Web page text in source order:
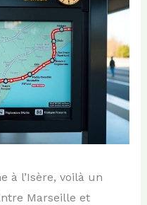
à l’Isère, voilà un
Marseille et